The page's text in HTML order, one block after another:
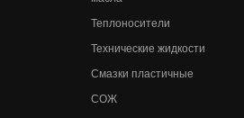
Теплоносители
Технические жидкости
Смазки пластичные
СОЖ